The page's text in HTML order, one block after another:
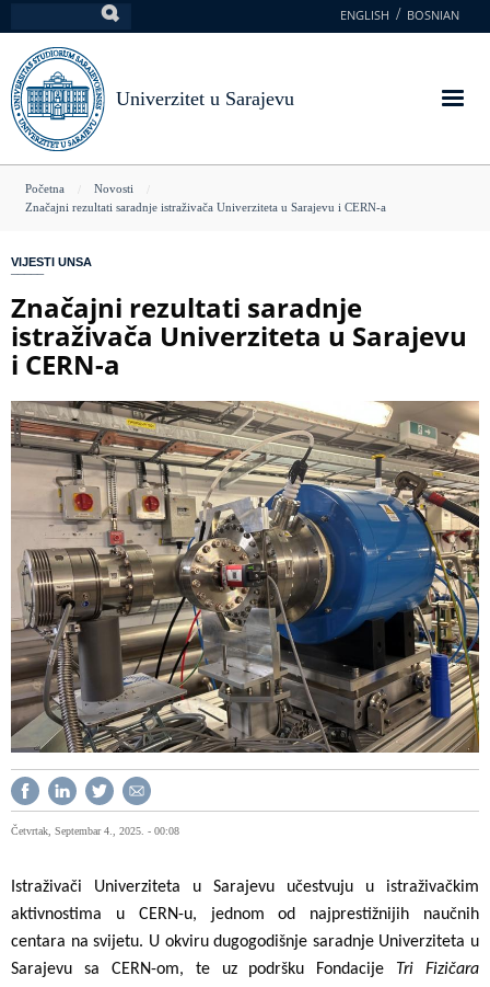
na
glavni
sadržaj
ENGLISH BOSNIAN
Univerzitet u Sarajevu
You
here
Početna
Novosti
Značajni rezultati saradnje istraživača Univerziteta u Sarajevu i CERN-a
VIJESTI UNSA
Značajni rezultati saradnje
istraživača Univerziteta u Sarajevu
i CERN-a
Četvrtak, Septembar 4., 2025. - 00:08
Istraživači Univerziteta u Sarajevu učestvuju u istraživačkim
aktivnostima u CERN-u, jednom od najprestižnijih naučnih
centara na svijetu. U okviru dugogodišnje saradnje Univerziteta u
Sarajevu sa CERN-om, te uz podršku Fondacije Tri Fizičara